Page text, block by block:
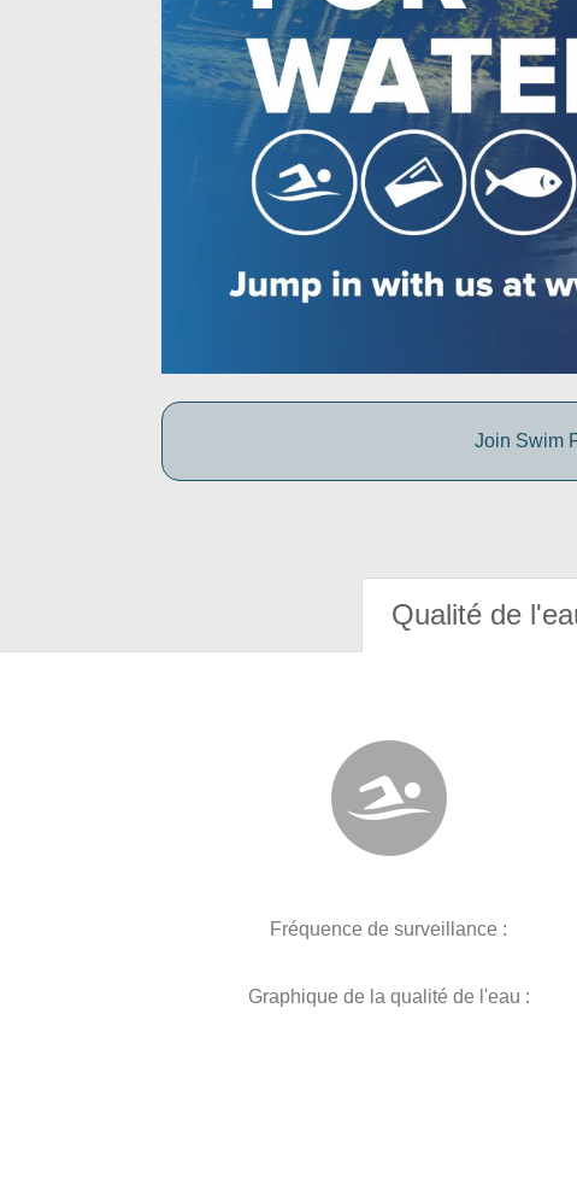
Join Swim
Qualité de
Fréquence de surveillance :
Graphique de la qualité de l'eau :